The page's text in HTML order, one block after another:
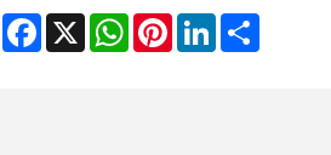
Facebook
X WhatsAppPinterestLinkedIn